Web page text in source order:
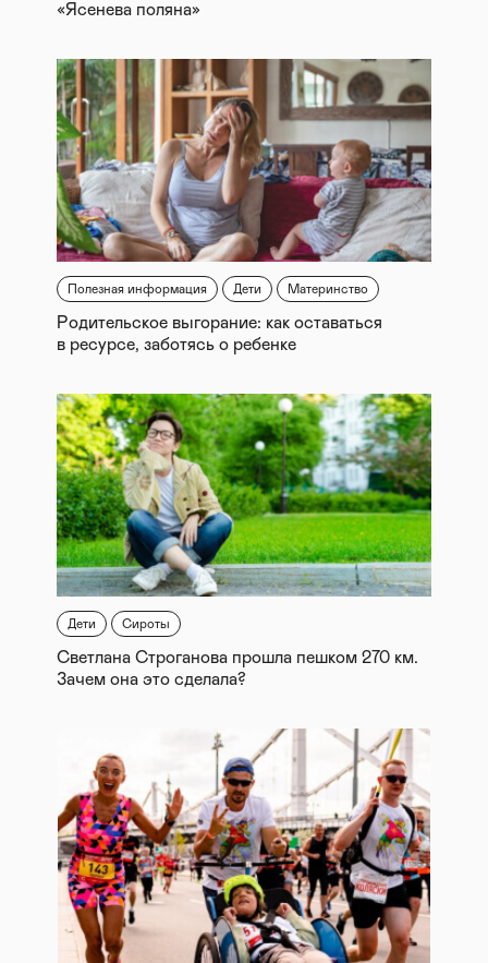
«Ясенева поляна»
Полезная информация Дети Материнство
Родительское выгорание: как оставаться
в ресурсе, заботясь о ребенке
Дети Сироты
Светлана Строганова прошла пешком 270 км.
Зачем она это сделала?